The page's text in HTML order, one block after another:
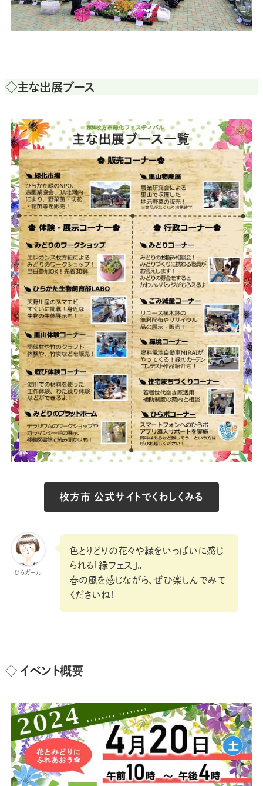
◇主な出展ブース
枚方市 公式サイトでくわしくみる
ひらガール
色とりどりの花々や緑をいっぱいに感じ
られる「緑フェス」。
春の風を感じながら、ぜひ楽しんでみて
くださいね！
◇ イベント概要